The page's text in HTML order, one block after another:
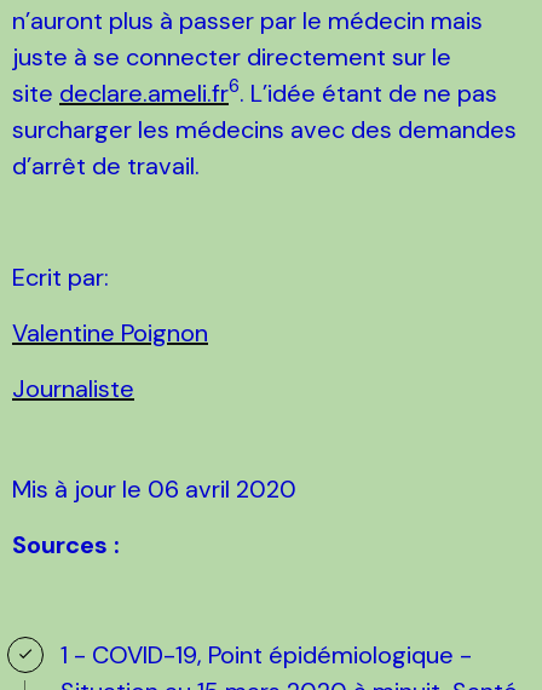
n’auront plus à passer par le médecin mais
juste à se connecter directement sur le
site declare.ameli.fr6. L’idée étant de ne pas
surcharger les médecins avec des demandes
d’arrêt de travail.
Ecrit par:
Valentine Poignon
Journaliste
Mis à jour le 06 avril 2020
Sources :
1 - COVID-19, Point épidémiologique -